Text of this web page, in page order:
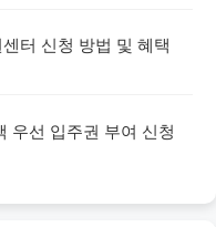
터 신청 방법 및 혜택
우선 입주권 부여 신청